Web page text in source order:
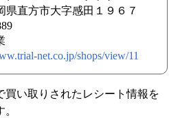
県直方市大字感田１９６７
net.co.jp/shops/view/11
買い取りされたレシート情報を